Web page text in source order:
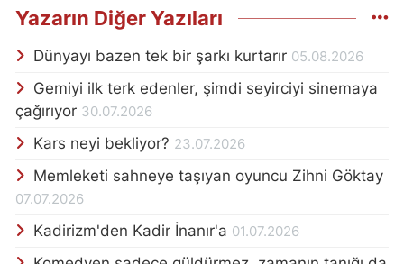
Yazarın Diğer Yazıları
Dünyayı bazen tek bir şarkı kurtarır 05.08.2026
Gemiyi ilk terk edenler, şimdi seyirciyi sinemaya
çağırıyor 30.07.2026
Kars neyi bekliyor? 23.07.2026
Memleketi sahneye taşıyan oyuncu Zihni Göktay
07.07.2026
Kadirizm'den Kadir İnanır'a 01.07.2026